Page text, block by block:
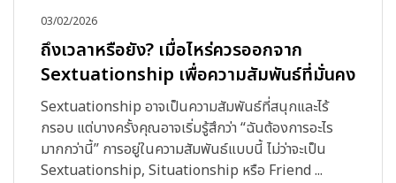
03/02/2026
ถึงเวลาหรือยัง? เมื่อไหร่ควรออกจาก
Sextuationship เพื่อความสัมพันธ์ที่มั่นคง
Sextuationship อาจเป็นความสัมพันธ์ที่สนุกและไร้
กรอบ แต่บางครั้งคุณอาจเริ่มรู้สึกว่า “ฉันต้องการอะไร
มากกว่านี้” การอยู่ในความสัมพันธ์แบบนี้ ไม่ว่าจะเป็น
Sextuationship, Situationship หรือ Friend ...